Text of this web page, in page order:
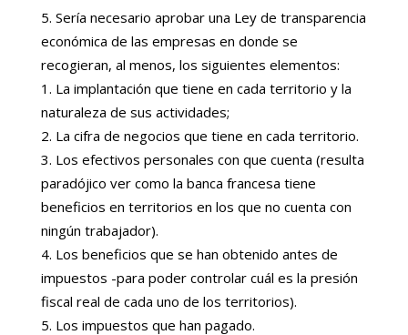
Sería necesario aprobar una Ley de transparencia
económica de las empresas en donde se
recogieran, al menos, los siguientes elementos:
La implantación que tiene en cada territorio y la
naturaleza de sus actividades;
La cifra de negocios que tiene en cada territorio.
Los efectivos personales con que cuenta (resulta
paradójico ver como la banca francesa tiene
beneficios en territorios en los que no cuenta con
ningún trabajador).
Los beneficios que se han obtenido antes de
impuestos -para poder controlar cuál es la presión
fiscal real de cada uno de los territorios).
Los impuestos que han pagado.